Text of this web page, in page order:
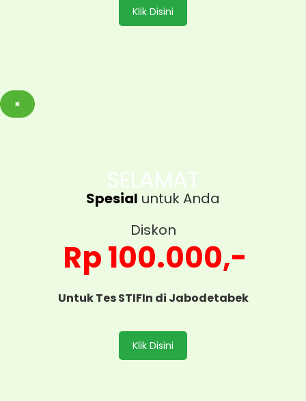
Klik Disini
×
SELAMAT
Spesial untuk Anda
Diskon
Rp 100.000,-
Untuk Tes STIFIn di Jabodetabek
Klik Disini